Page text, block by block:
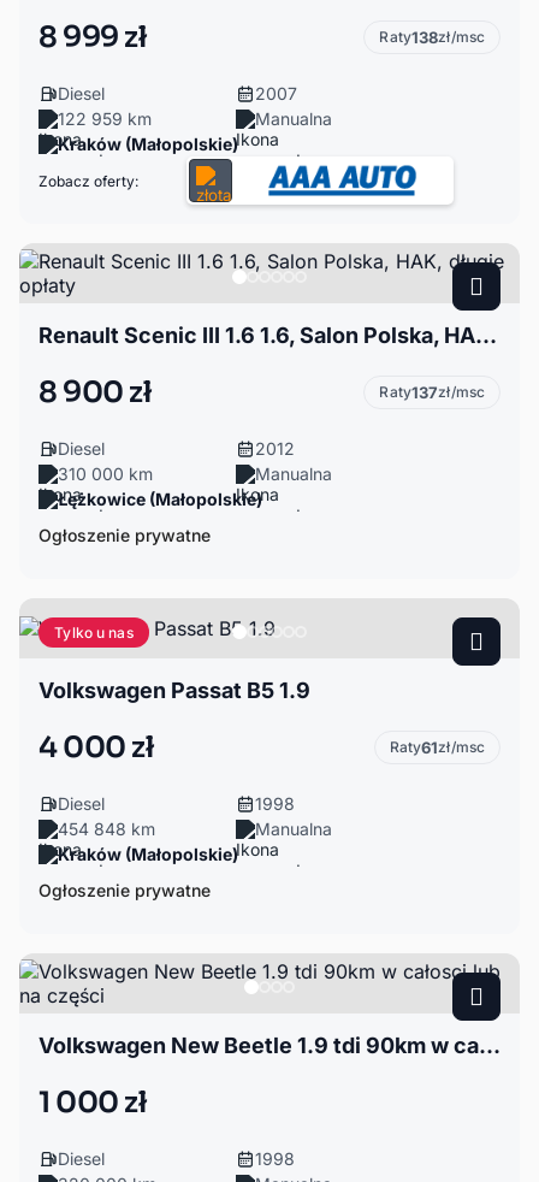
8 999 zł Raty138zł/msc
Diesel
2007
122 959 km
Manualna
Kraków (Małopolskie)
Zobacz oferty:
Renault Scenic III 1.6 1.6, Salon Polska, HAK, długie opłaty
8 900 zł Raty137zł/msc
Diesel
2012
310 000 km
Manualna
Łężkowice (Małopolskie)
Ogłoszenie prywatne
Tylko u nas
Volkswagen Passat B5 1.9
4 000 zł Raty61zł/msc
Diesel
1998
454 848 km
Manualna
Kraków (Małopolskie)
Ogłoszenie prywatne
Volkswagen New Beetle 1.9 tdi 90km w całosci lub na części
1 000 zł
Diesel
1998